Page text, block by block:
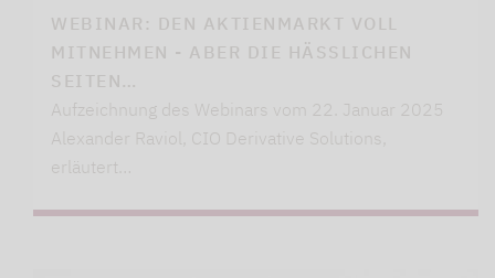
WEBINAR: DEN AKTIENMARKT VOLL
MITNEHMEN - ABER DIE HÄSSLICHEN
SEITEN…
Aufzeichnung des Webinars vom 22. Januar 2025
Alexander Raviol, CIO Derivative Solutions,
erläutert…